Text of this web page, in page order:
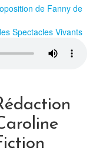
de Fanny de
Spectacles Vivants